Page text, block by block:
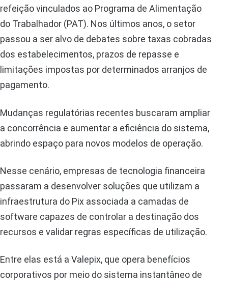
refeição vinculados ao Programa de Alimentação
do Trabalhador (PAT). Nos últimos anos, o setor
passou a ser alvo de debates sobre taxas cobradas
dos estabelecimentos, prazos de repasse e
limitações impostas por determinados arranjos de
pagamento.
Mudanças regulatórias recentes buscaram ampliar
a concorrência e aumentar a eficiência do sistema,
abrindo espaço para novos modelos de operação.
Nesse cenário, empresas de tecnologia financeira
passaram a desenvolver soluções que utilizam a
infraestrutura do Pix associada a camadas de
software capazes de controlar a destinação dos
recursos e validar regras específicas de utilização.
Entre elas está a Valepix, que opera benefícios
corporativos por meio do sistema instantâneo de